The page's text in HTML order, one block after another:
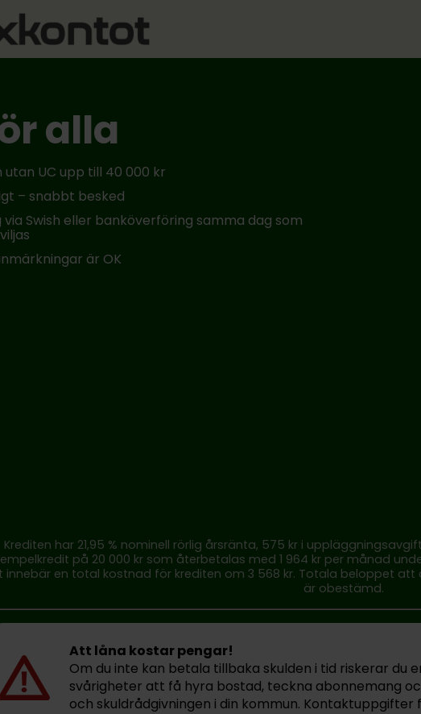
alla
utan UC upp till 40 000 kr
– snabbt besked
Swish eller banköverföring samma dag som
är OK
Krediten har 21,95 % nominell rörlig årsränta, 575 kr i
på 20 000 kr som återbetalas med 1 964 kr per månad
innebär en total kostnad för krediten om 3 568 kr. Totala beloppet
är obestämd.
Att låna kostar pengar!
Om du inte kan betala tillbaka skulden i tid riskerar du
svårigheter att få hyra bostad, teckna abonnemang
och skuldrådgivningen i din kommun. Kontaktuppgifter